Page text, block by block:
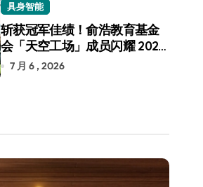
具身智能
斩获冠军佳绩！俞浩教育基金
会「天空工场」成员闪耀 2026
RoboCup 机器人世界杯
7 月 6 , 2026